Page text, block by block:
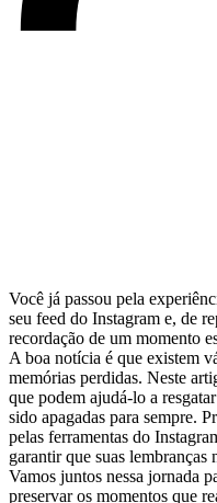
Você já passou pela
seu feed do Instagram e, de
recordação de‌ um momento
A​ boa notícia é que existem
memórias perdidas. Neste
que⁣ podem ajudá-lo a
sido apagadas ‍para sempre.
pelas ferramentas do
garantir que⁢ suas lembranças
Vamos juntos nessa jornada
preservar os momentos que